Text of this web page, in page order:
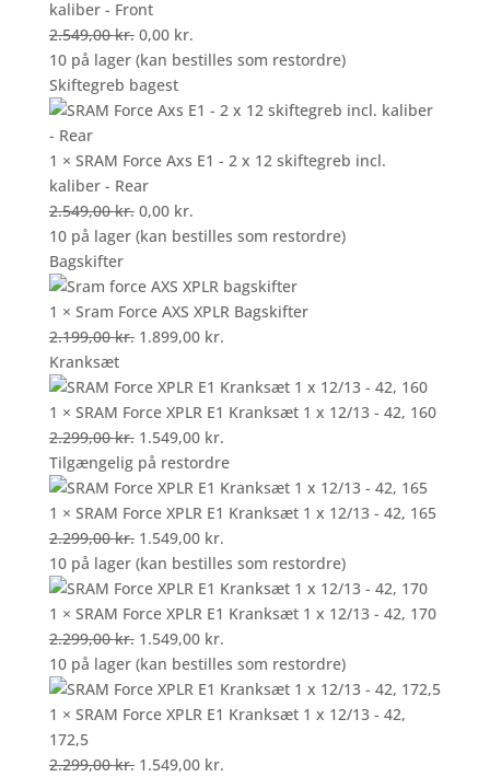
kaliber - Front
2.549,00kr. Den
oprindelige
pris
var:
0,00 kr.Den
aktuelle
er:
10 på lager (kan bestilles som restordre)
Skiftegreb bagest
1 × SRAM Force Axs E1 - 2 x 12 skiftegreb incl.
kaliber - Rear
2.549,00kr. Den
oprindelige
var:
2.549,00 kr..
0,00 kr.Den
aktuelle
er:
0,00 kr..
10 på lager (kan bestilles som restordre)
Bagskifter
1 × Sram Force AXS XPLR Bagskifter
2.199,00kr. Den
pris
var:
2.199,00 kr..
1.899,00 kr.Den
pris
er:
1.899,00 kr..
Kranksæt
1 × SRAM Force XPLR E1 Kranksæt 1 x 12/13 - 42, 160
2.299,00kr. Den
oprindelige
pris
var:
2.299,00 kr..
1.549,00 kr.Den
aktuelle
pris
er:
1.549,00 kr..
Tilgængelig på restordre
1 × SRAM Force XPLR E1 Kranksæt 1 x 12/13 - 42, 165
2.299,00kr. Den
oprindelige
pris
var:
2.299,00 kr..
1.549,00 kr.Den
aktuelle
pris
er:
1.549,00 kr..
10 på lager (kan bestilles som restordre)
1 × SRAM Force XPLR E1 Kranksæt 1 x 12/13 - 42, 170
2.299,00kr. Den
oprindelige
pris
var:
1.549,00 kr.Den
aktuelle
pris
er:
10 på lager (kan bestilles som restordre)
1 × SRAM Force XPLR E1 Kranksæt 1 x 12/13 - 42,
172,5
2.299,00kr. Den
1.549,00 kr.Den